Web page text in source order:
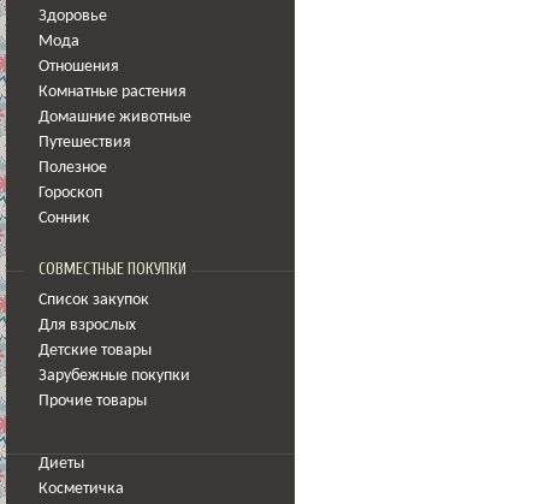
Здоровье
Мода
Отношения
Комнатные растения
Домашние животные
Путешествия
Полезное
Гороскоп
Сонник
СОВМЕСТНЫЕ ПОКУПКИ
Список закупок
Для взрослых
Детские товары
Зарубежные покупки
Прочие товары
Диеты
Косметичка